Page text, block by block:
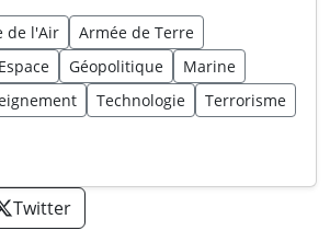
de l'Air
Armée de Terre
Espace Géopolitique
Marine
Technologie
Terrorisme
Twitter